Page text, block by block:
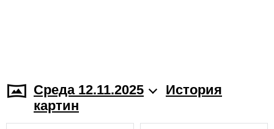
Среда 12.11.2025
История
картин